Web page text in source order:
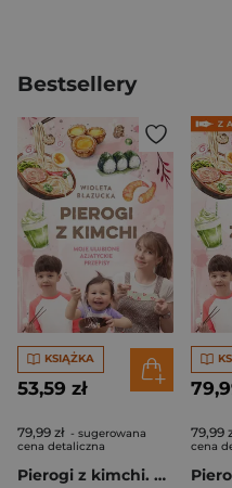
Bestsellery
KSIĄŻKA
53,59 zł
79,99 zł - sugerowana
cena detaliczna
Pierogi z kimchi. Moje ulubione azjatyckie przepisy
79,99
cena